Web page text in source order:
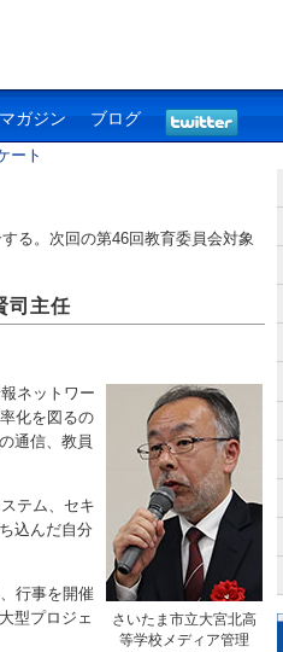
ガジン ブログ
ート
る。次回の第46回教育委員会対象
司主任
さいたま市立大宮北高
等学校メディア管理
ネットワー
化を図るの
通信、教員
テム、セキ
込んだ自分
行事を開催
型プロジェ